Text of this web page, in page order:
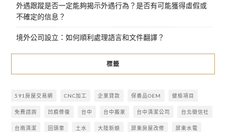
外遇跟蹤是否一定能夠揭示外遇行為？是否有可能獲得虛假或
不確定的信息？
境外公司設立：如何順利處理語言和文件翻譯？
標籤
591房屋交易網 CNC加工 企業貸款 保養品OEM 健檢項目
免費諮詢 凹痕修復 台中 台中搬家 台中清潔公司 台北徵信社
台南清潔 回頭車 土水 大陸新娘 屏東房屋改修 屏東水電